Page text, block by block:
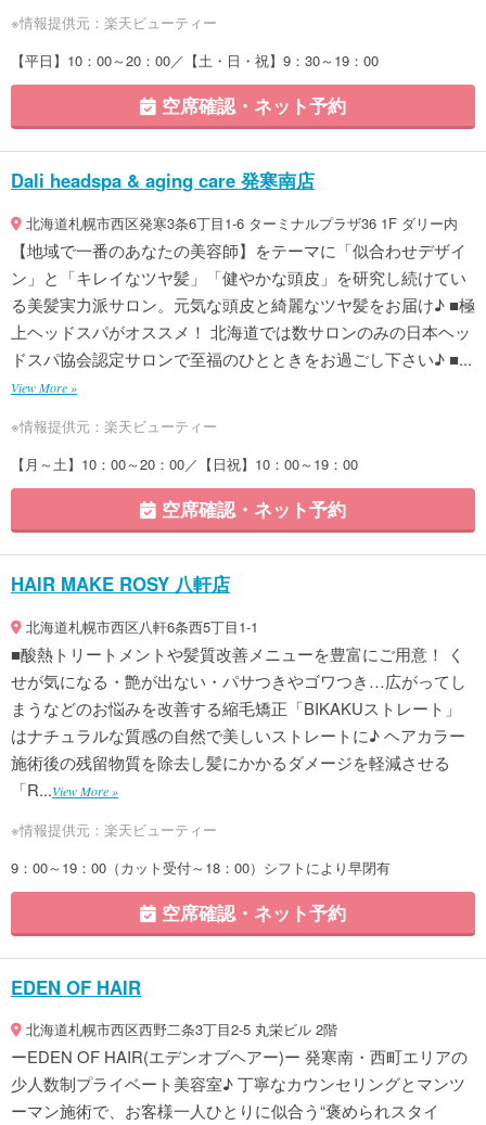
※情報提供元：楽天ビューティー
【平日】10：00～20：00／【土・日・祝】9：30～19：00
空席確認・ネット予約
Dali headspa & aging care 発寒南店
北海道札幌市西区発寒3条6丁目1-6 ターミナルプラザ36 1F ダリー内
【地域で一番のあなたの美容師】をテーマに「似合わせデザイ
ン」と「キレイなツヤ髪」「健やかな頭皮」を研究し続けてい
る美髪実力派サロン。元気な頭皮と綺麗なツヤ髪をお届け♪ ■極
上ヘッドスパがオススメ！ 北海道では数サロンのみの日本ヘッ
ドスパ協会認定サロンで至福のひとときをお過ごし下さい♪ ■...
View More »
※情報提供元：楽天ビューティー
【月～土】10：00～20：00／【日祝】10：00～19：00
空席確認・ネット予約
HAIR MAKE ROSY 八軒店
北海道札幌市西区八軒6条西5丁目1-1
■酸熱トリートメントや髪質改善メニューを豊富にご用意！ く
せが気になる・艶が出ない・パサつきやゴワつき…広がってし
まうなどのお悩みを改善する縮毛矯正「BIKAKUストレート」
はナチュラルな質感の自然で美しいストレートに♪ ヘアカラー
施術後の残留物質を除去し髪にかかるダメージを軽減させる
「R...View More »
※情報提供元：楽天ビューティー
9：00～19：00（カット受付～18：00）シフトにより早閉有
空席確認・ネット予約
EDEN OF HAIR
北海道札幌市西区西野二条3丁目2-5 丸栄ビル 2階
ーEDEN OF HAIR(エデンオブヘアー)ー 発寒南・西町エリアの
少人数制プライベート美容室♪ 丁寧なカウンセリングとマンツ
ーマン施術で、お客様一人ひとりに似合う“褒められスタイ